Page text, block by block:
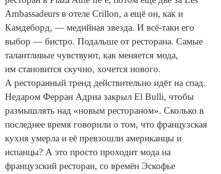
Ambassadeurs в отеле Crillon, а ещё он, как и
Камдеборд, — медийная звезда. И всё-таки его
выбор — бистро. Подальше от ресторана. Самые
талантливые чувствуют, как меняется мода,
им становится скучно, хочется нового.
А ресторанный тренд действительно идёт на спад.
Недаром Ферран Адриа закрыл El Bulli, чтобы
размышлять над «новым рестораном». Сколько в
последнее время говорили о том, что французская
кухня умерла и её превзошли американцы и
испанцы? А это просто проходит мода на
французский ресторан, со времён Эскофье